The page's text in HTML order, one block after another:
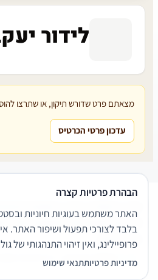
לידור
מצאתם פרט שדורש תיקון, או שתרצו
עדכון פרטי הכרטיס
שירותים משפטיים
דרושים צור
תנאי שימוש
© 2026 הפירמה. כל הזכויות שמורות.
הבהרת פרטיות קצרה
האתר משתמש בעוגיות חיוניות
בלבד לצורכי תפעול ושיפור האתר.
פרופיילינג, ואין זיהוי התנהגותי של
מדיניות פרטיותתנאי שימוש